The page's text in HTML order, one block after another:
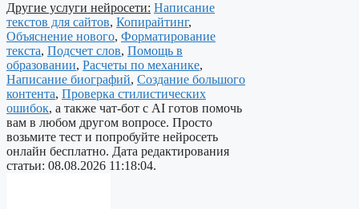
Другие услуги нейросети: Написание
текстов для сайтов, Копирайтинг,
Объяснение нового, Форматирование
текста, Подсчет слов, Помощь в
образовании, Расчеты по механике,
Написание биографий, Создание большого
контента, Проверка стилистических
ошибок, а также чат-бот с AI готов помочь
вам в любом другом вопросе. Просто
возьмите тест и попробуйте нейросеть
онлайн бесплатно. Дата редактирования
статьи: 08.08.2026 11:18:04.